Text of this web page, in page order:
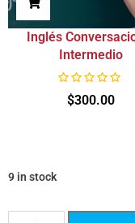
Inglés
Intermedio
$300.00
9 in stock